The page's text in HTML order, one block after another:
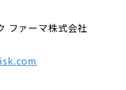
ファーマ株式会社